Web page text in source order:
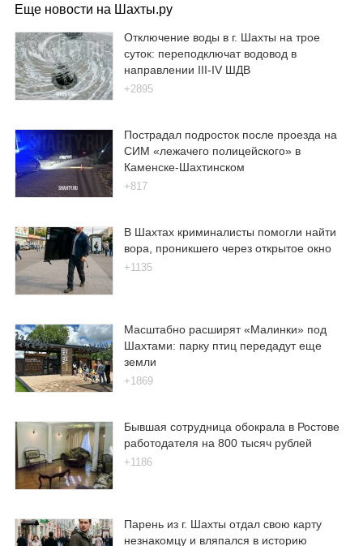
Еще новости на Шахты.ру
Отключение воды в г. Шахты на трое
суток: переподключат водовод в
направлении III-IV ШДВ
+2895
Пострадал подросток после проезда на
СИМ «лежачего полицейского» в
Каменске-Шахтинском
+817
В Шахтах криминалисты помогли найти
вора, проникшего через открытое окно
+1135
Масштабно расширят «Малинки» под
Шахтами: парку птиц передадут еще
земли
+1869
Бывшая сотрудница обокрала в Ростове
работодателя на 800 тысяч рублей
+1186
Парень из г. Шахты отдал свою карту
незнакомцу и вляпался в историю